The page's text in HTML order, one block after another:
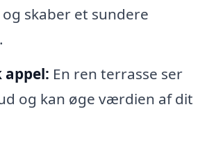
skaber et sundere
En ren terrasse ser
og kan øge værdien af dit